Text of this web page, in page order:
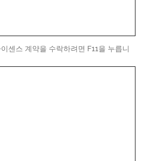
센스 계약을 수락하려면 F11을 누릅니